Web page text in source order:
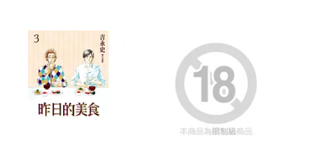
Anita Bijsterbosch(9)
Christopher Franceschelli(9)
Eric Hill(9)
世茂(15)
小光點(15)
江蘇鳳凰科學技術出版社(15)